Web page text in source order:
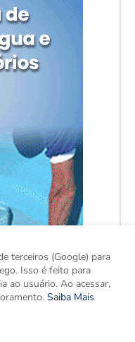
terceiros (Google) para
Isso é feito para
ao usuário. Ao acessar,
Saiba Mais